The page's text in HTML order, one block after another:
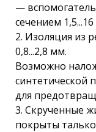
—
сечением
2. Изоляция из
0,8...2,8 мм.
Возможно
синтетической
для
3. Скрученные
покрыты